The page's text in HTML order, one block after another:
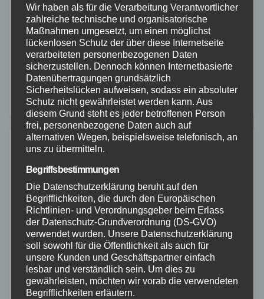
26. MAI 2026
Gegen 13:00 Uhr am gestrigen Montag, den
25.05.2026, kam es auf der Landstraße 255 zwischen
Wiedmühle und Neustadt/Wied zu einem schweren
Verkehrsunfall im Begegnungsverkehr. Nach
bisherigen Erkenntnissen befuhr ein Motorrad…
Wir haben als für die Verarbeitung Verantwortlicher
zahlreiche technische und organisatorische
Maßnahmen umgesetzt, um einen möglichst
lückenlosen Schutz der über diese Internetseite
verarbeiteten personenbezogenen Daten
sicherzustellen. Dennoch können Internetbasierte
Datenübertragungen grundsätzlich
Sicherheitslücken aufweisen, sodass ein absoluter
Schutz nicht gewährleistet werden kann. Aus
diesem Grund steht es jeder betroffenen Person
frei, personenbezogene Daten auch auf
alternativen Wegen, beispielsweise telefonisch, an
uns zu übermitteln.
Begriffsbestimmungen
Die Datenschutzerklärung beruht auf den
Begrifflichkeiten, die durch den Europäischen
Richtlinien- und Verordnungsgeber beim Erlass
der Datenschutz-Grundverordnung (DS-GVO)
verwendet wurden. Unsere Datenschutzerklärung
soll sowohl für die Öffentlichkeit als auch für
unsere Kunden und Geschäftspartner einfach
lesbar und verständlich sein. Um dies zu
gewährleisten, möchten wir vorab die verwendeten
Begrifflichkeiten erläutern.